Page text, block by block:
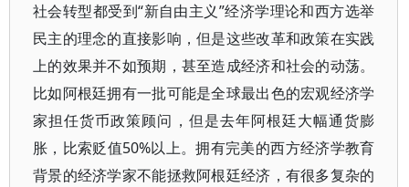
社会转型都受到“新自由主义”经济学理论和西方选举
民主的理念的直接影响，但是这些改革和政策在实践
上的效果并不如预期，甚至造成经济和社会的动荡。
比如阿根廷拥有一批可能是全球最出色的宏观经济学
家担任货币政策顾问，但是去年阿根廷大幅通货膨
胀，比索贬值50%以上。拥有完美的西方经济学教育
背景的经济学家不能拯救阿根廷经济，有很多复杂的